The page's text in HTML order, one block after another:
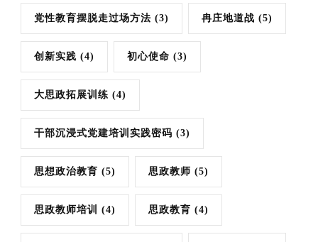
党性教育摆脱走过场方法 (3) 冉庄地道战 (5)
创新实践 (4) 初心使命 (3)
大思政拓展训练 (4)
干部沉浸式党建培训实践密码 (3)
思想政治教育 (5) 思政教师 (5)
思政教师培训 (4) 思政教育 (4)